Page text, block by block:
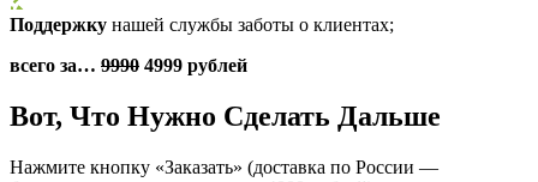
Поддержку нашей службы заботы о клиентах;
всего за… 9990 4999 рублей
Вот, Что Нужно Сделать Дальше
Нажмите кнопку «Заказать» (доставка по России —